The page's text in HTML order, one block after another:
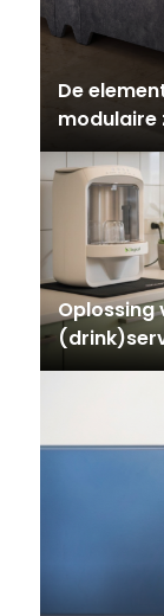
De
modulaire
Oplossing